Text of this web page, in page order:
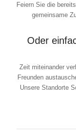
Feiern Sie die
gemeinsame
Oder
Zeit miteinander
Freunden
Unsere Standorte